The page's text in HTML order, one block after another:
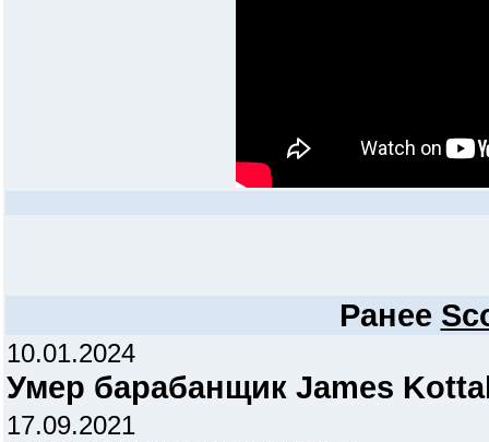
Ранее
10.01.2024
Умер барабанщик James
17.09.2021